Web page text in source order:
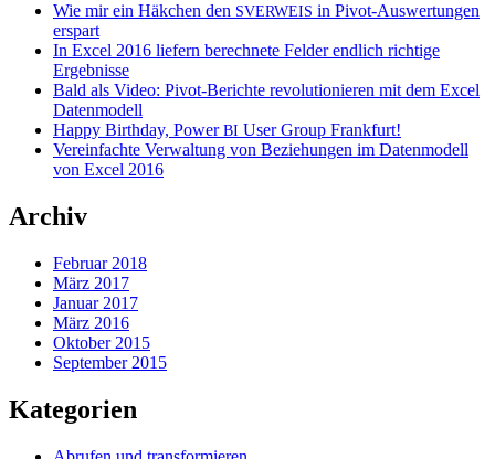
Wie mir ein Häkchen den SVERWEIS in Pivot-Auswertungen
erspart
In Excel 2016 liefern berechnete Felder endlich richtige
Ergebnisse
Bald als Video: Pivot-Berichte revolutionieren mit dem Excel
Datenmodell
Happy Birthday, PowerBI User Group Frankfurt!
Vereinfachte Verwaltung von Beziehungen im Datenmodell
von Excel 2016
Archiv
Februar 2018
März 2017
Januar 2017
März 2016
Oktober 2015
September 2015
Kategorien